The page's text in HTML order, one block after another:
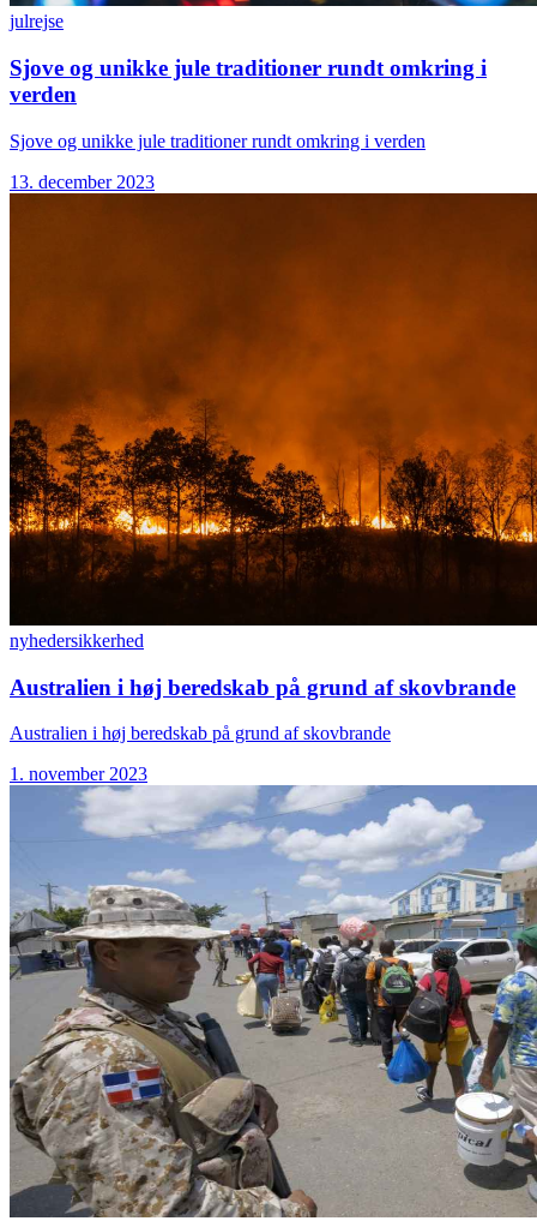
julrejse
Sjove og unikke jule traditioner rundt omkring i
verden
Sjove og unikke jule traditioner rundt omkring i verden
13. december 2023
nyhedersikkerhed
Australien i høj beredskab på grund af skovbrande
Australien i høj beredskab på grund af skovbrande
1. november 2023